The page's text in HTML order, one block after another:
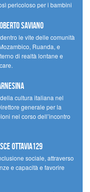
pericoloso per i bambini
Saviano
le vite delle comunità
Ruanda, e
di realtà lontane e
cultura italiana nel
generale per la
nel corso dell’incontro
Ottavia129
sociale, attraverso
e capacità e favorire